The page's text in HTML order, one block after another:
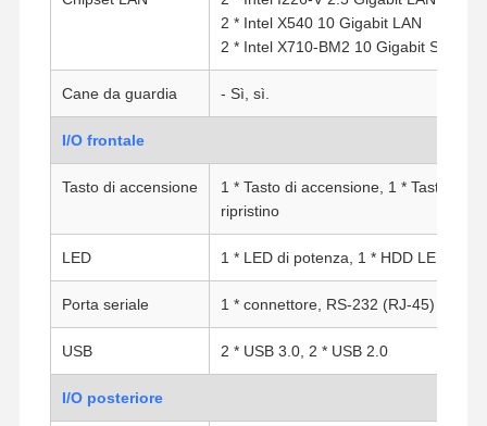
2 * Intel X540 10 Gigabit LAN
2 * Intel X710-BM2 10 Gigabit SFP
Cane da guardia - Sì, sì.
I/O frontale
Tasto di accensione
1 * Tasto di accensione, 1 * Tasto di
ripristino
LED 1 * LED di potenza, 1 * HDD LED
Porta seriale 1 * connettore, RS-232 (RJ-45)
USB 2 * USB 3.0, 2 * USB 2.0
I/O posteriore